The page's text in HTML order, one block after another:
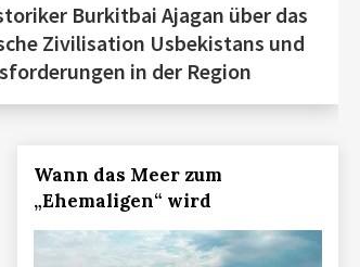
Burkitbai Ajagan über das
Zivilisation Usbekistans und
in der Region
Wann das Meer zum
„Ehemaligen“ wird